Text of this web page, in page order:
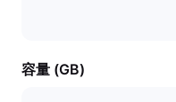
容量 (GB)